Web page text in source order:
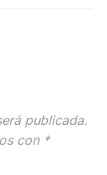
publicada.
con *